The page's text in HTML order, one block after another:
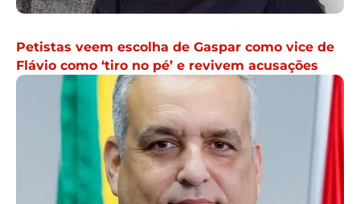
Petistas veem escolha de Gaspar como vice de
Flávio como ‘tiro no pé’ e revivem acusações